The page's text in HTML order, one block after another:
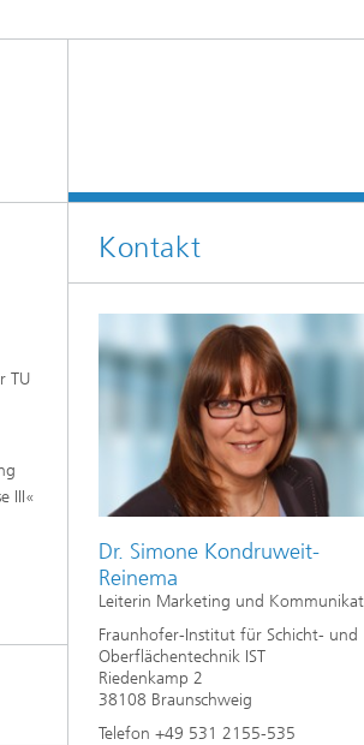
TU
III«
Kontakt
Dr. Simone Kondruweit-
Reinema
Leiterin Marketing und
Fraunhofer-Institut für Schicht- und
Oberflächentechnik IST
Riedenkamp 2
38108 Braunschweig
Telefon +49 531 2155-535